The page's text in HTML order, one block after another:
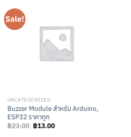
Sale!
UNCATEGORIZED
Buzzer Module สำหรับ Arduino,
ESP32 ราคาถูก
฿23.00 Original
price
฿13.00Current